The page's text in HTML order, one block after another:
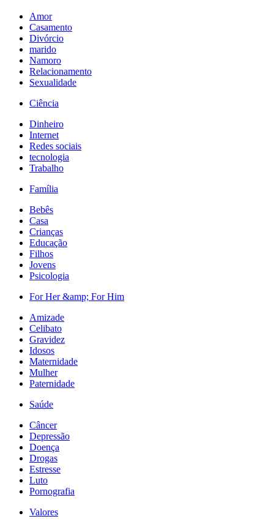
Amor
Casamento
Divórcio
marido
Namoro
Relacionamento
Sexualidade
Ciência
Dinheiro
Internet
Redes sociais
tecnologia
Trabalho
Família
Bebês
Casa
Crianças
Educação
Filhos
Jovens
Psicologia
For Her &amp; For Him
Amizade
Celibato
Gravidez
Idosos
Maternidade
Mulher
Paternidade
Saúde
Câncer
Depressão
Doença
Drogas
Estresse
Luto
Pornografia
Valores